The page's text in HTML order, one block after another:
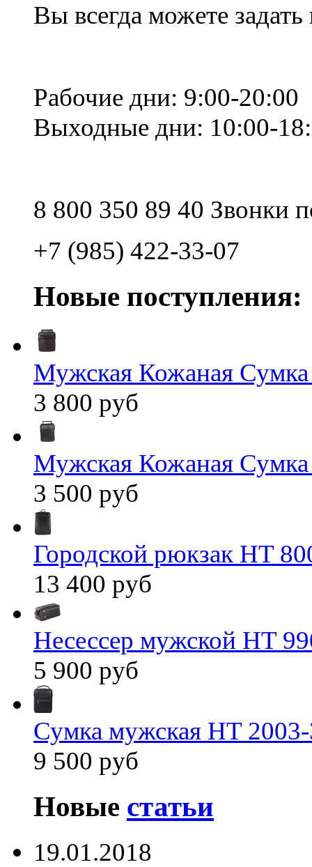
Вы всегда можете
Рабочие дни: 9:00-20:00
Выходные дни: 10:00-
8 800 350 89 40 Звонки
+7 (985) 422-33-07
Новые поступления:
Мужская Кожаная
3 800 руб
Мужская Кожаная
3 500 руб
Городской рюкзак HT
13 400 руб
Несессер мужской HT
5 900 руб
Сумка мужская HT
9 500 руб
Новые статьи
19.01.2018